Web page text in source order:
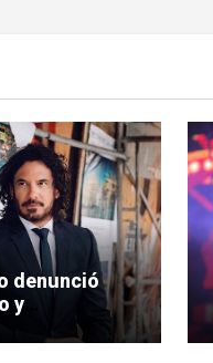
denunció
y
encontrar